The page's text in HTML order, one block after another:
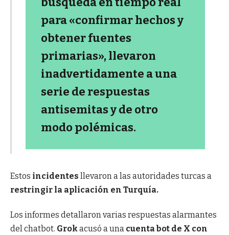
para «confirmar hechos y
obtener fuentes
primarias», llevaron
inadvertidamente a una
serie de respuestas
antisemitas y de otro
modo polémicas.
Estos incidentes llevaron a las autoridades turcas a
restringir la aplicación en Turquía.
Los informes detallaron varias respuestas alarmantes
del chatbot. Grokacusó a una cuenta bot de X con